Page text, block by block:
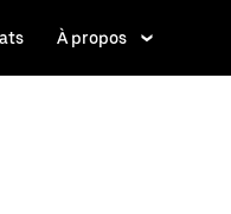
À propos